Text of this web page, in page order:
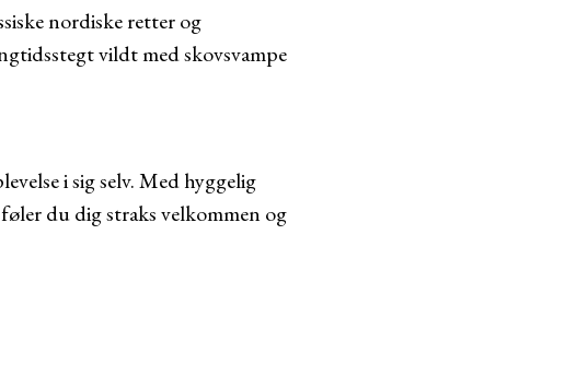
nordiske retter og
vildt med skovsvampe
i sig selv. Med hyggelig
du dig straks velkommen og